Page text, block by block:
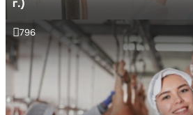
г.)
796